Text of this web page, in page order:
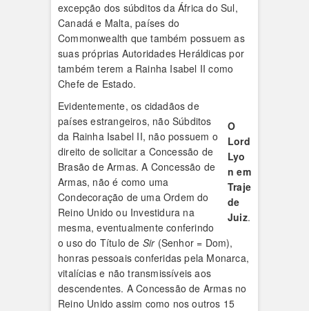
excepção dos súbditos da África do Sul,
Canadá e Malta, países do
Commonwealth que também possuem as
suas próprias Autoridades Heráldicas por
também terem a Rainha Isabel II como
Chefe de Estado.
O
Lord
Lyo
n em
Traje
de
Juiz.
Evidentemente, os cidadãos de
países estrangeiros, não Súbditos
da Rainha Isabel II, não possuem o
direito de solicitar a Concessão de
Brasão de Armas. A Concessão de
Armas, não é como uma
Condecoração de uma Ordem do
Reino Unido ou Investidura na
mesma, eventualmente conferindo
o uso do Título de Sir(Senhor = Dom),
honras pessoais conferidas pela Monarca,
vitalícias e não transmissíveis aos
descendentes. A Concessão de Armas no
Reino Unido assim como nos outros 15